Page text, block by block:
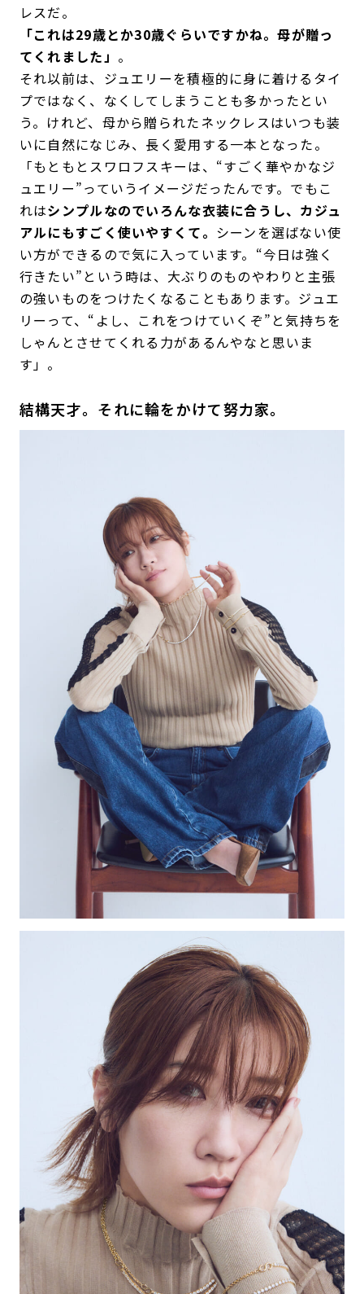
レスだ。
「これは29歳とか30歳ぐらいですかね。母が贈っ
てくれました」 。
それ以前は、ジュエリーを積極的に身に着けるタイ
プではなく、なくしてしまうことも多かったとい
う。けれど、母から贈られたネックレスはいつも装
いに自然になじみ、長く愛用する一本となった。
「もともとスワロフスキーは、“すごく華やかなジ
ュエリー”っていうイメージだったんです。でもこ
れはシンプルなのでいろんな衣装に合うし、カジュ
アルにもすごく使いやすくて。 シーンを選ばない使
い方ができるので気に入っています。“今日は強く
行きたい”という時は、大ぶりのものやわりと主張
の強いものをつけたくなることもあります。ジュエ
リーって、“よし、これをつけていくぞ”と気持ちを
しゃんとさせてくれる力があるんやなと思いま
す」。
結構天才。それに輪をかけて努力家。